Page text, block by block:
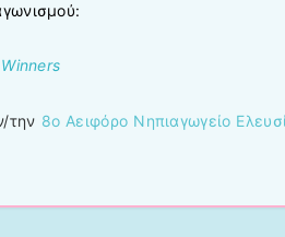
την 8ο Αειφόρο Νηπιαγωγείο